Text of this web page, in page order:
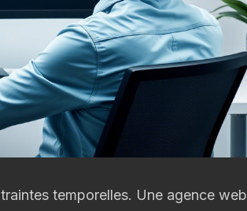
temporelles. Une agence web